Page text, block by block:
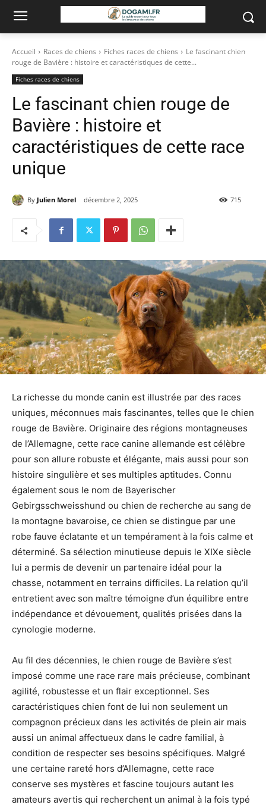
Accueil Races de chiens Fiches races de chiens
Le fascinant chien
rouge de Bavière : histoire et caractéristiques de cette...
Fiches races de chiens
Le fascinant chien rouge de
Bavière : histoire et
caractéristiques de cette race
unique
By Julien Morel décembre 2, 2025 715
La richesse du monde canin est illustrée par des races
uniques, méconnues mais fascinantes, telles que le chien
rouge de Bavière. Originaire des régions montagneuses
de l’Allemagne, cette race canine allemande est célèbre
pour son allure robuste et élégante, mais aussi pour son
histoire singulière et ses multiples aptitudes. Connu
également sous le nom de Bayerischer
Gebirgsschweisshund ou chien de recherche au sang de
la montagne bavaroise, ce chien se distingue par une
robe fauve éclatante et un tempérament à la fois calme et
déterminé. Sa sélection minutieuse depuis le XIXe siècle
lui a permis de devenir un partenaire idéal pour la
chasse, notamment en terrains difficiles. La relation qu’il
entretient avec son maître témoigne d’un équilibre entre
indépendance et dévouement, qualités prisées dans la
cynologie moderne.
Au fil des décennies, le chien rouge de Bavière s’est
imposé comme une race rare mais précieuse, combinant
agilité, robustesse et un flair exceptionnel. Ses
caractéristiques chien font de lui non seulement un
compagnon précieux dans les activités de plein air mais
aussi un animal affectueux dans le cadre familial, à
condition de respecter ses besoins spécifiques. Malgré
une certaine rareté hors d’Allemagne, cette race
conserve ses mystères et fascine toujours autant les
amateurs avertis qui recherchent un animal à la fois typé